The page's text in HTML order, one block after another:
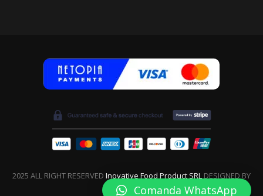
2025 ALL RIGHT RESERVED Inovative Food Product SRL DESIGNED BY
Blue SierraComanda WhatsApp